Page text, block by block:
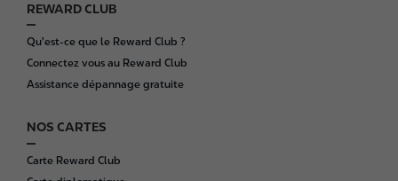
REWARD CLUB
Qu'est-ce que le Reward Club ?
Connectez vous au Reward Club
Assistance dépannage gratuite
NOS CARTES
Carte Reward Club